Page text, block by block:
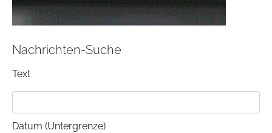
Nachrichten-Suche
Text
Datum (Untergrenze)